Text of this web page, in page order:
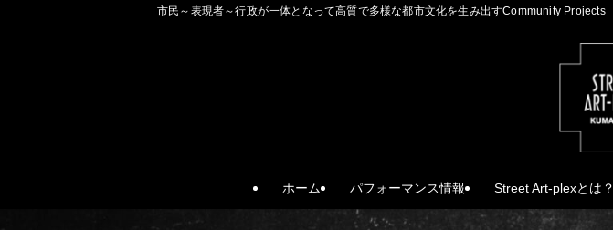
市民～表現者～行政が一体となって高質で多様な都市文化を生み出すCommunity Projects
ホーム パフォーマンス情報 Street Art-plexとは？